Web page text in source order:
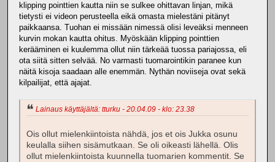
klipping pointtien kautta niin se sulkee ohittavan linjan, mikä
tietysti ei videon perusteella eikä omasta mielestäni pitänyt
paikkaansa. Tuohan ei missään nimessä olisi leveäksi menneen
kurvin mokan kautta ohitus. Myöskään klipping pointtien
kerääminen ei kuulemma ollut niin tärkeää tuossa pariajossa, eli
ota siitä sitten selvää. No varmasti tuomarointikin paranee kun
näitä kisoja saadaan alle enemmän. Nythän noviiseja ovat sekä
kilpailijat, että ajajat.
Lainaus käyttäjältä: tturku - 20.04.09 - klo: 23.38
Ois ollut mielenkiintoista nähdä, jos et ois Jukka osunu
keulalla siihen sisämutkaan. Se oli oikeasti lähellä. Olis
ollut mielenkiintoista kuunnella tuomarien kommentit. Se